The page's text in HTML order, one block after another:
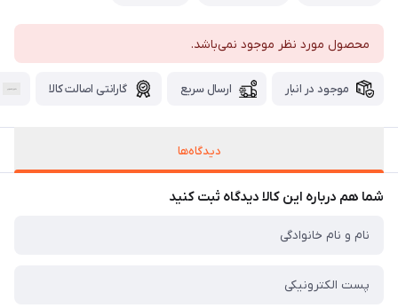
محصول مورد نظر موجود نمی‌باشد.
موجود در انبار ارسال سریع گارانتی اصالت کالا
دیدگاه‌ها
شما هم درباره این کالا دیدگاه ثبت کنید